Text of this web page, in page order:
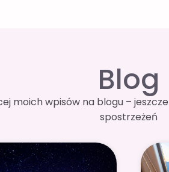
Blog
moich wpisów na blogu –
spostrzeżeń